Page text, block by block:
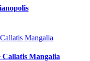
Callatis Mangalia